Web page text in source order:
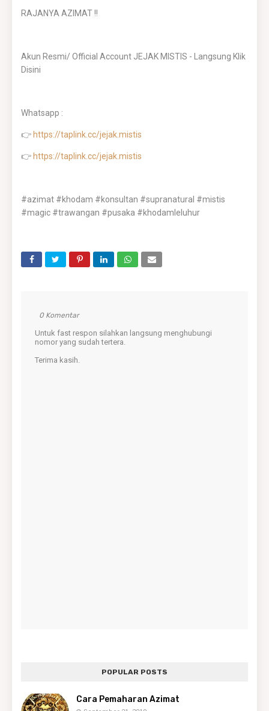
RAJANYA AZIMAT !!
Akun Resmi/ Official Account JEJAK MISTIS - Langsung Klik
Disini
Whatsapp :
👉 https://taplink.cc/jejak.mistis
👉 https://taplink.cc/jejak.mistis
#azimat #khodam #konsultan #supranatural #mistis
#magic #trawangan #pusaka #khodamleluhur
0 Komentar
Untuk fast respon silahkan langsung menghubungi
nomor yang sudah tertera.
Terima kasih.
POPULAR POSTS
Cara Pemaharan Azimat